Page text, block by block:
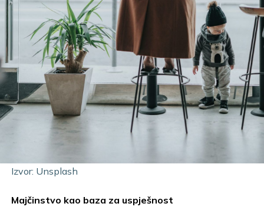
Izvor: Unsplash
Majčinstvo kao baza za uspješnost